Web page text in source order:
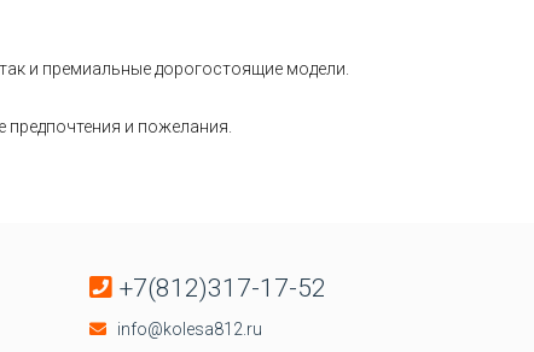
и премиальные дорогостоящие модели.
предпочтения и пожелания.
+7(812)317-17-52
info@kolesa812.ru